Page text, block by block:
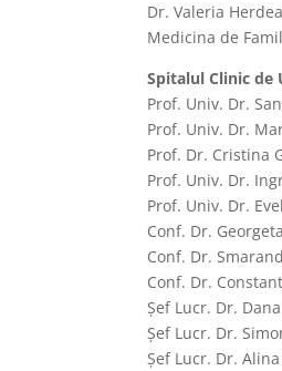
Dr. Valeria
Medicina de
Spitalul Clinic de
Prof. Univ. Dr.
Prof. Univ. Dr.
Prof. Dr. Cristina
Prof. Univ. Dr.
Prof. Univ. Dr.
Conf. Dr.
Conf. Dr.
Conf. Dr.
Șef Lucr. Dr.
Șef Lucr. Dr.
Șef Lucr. Dr.